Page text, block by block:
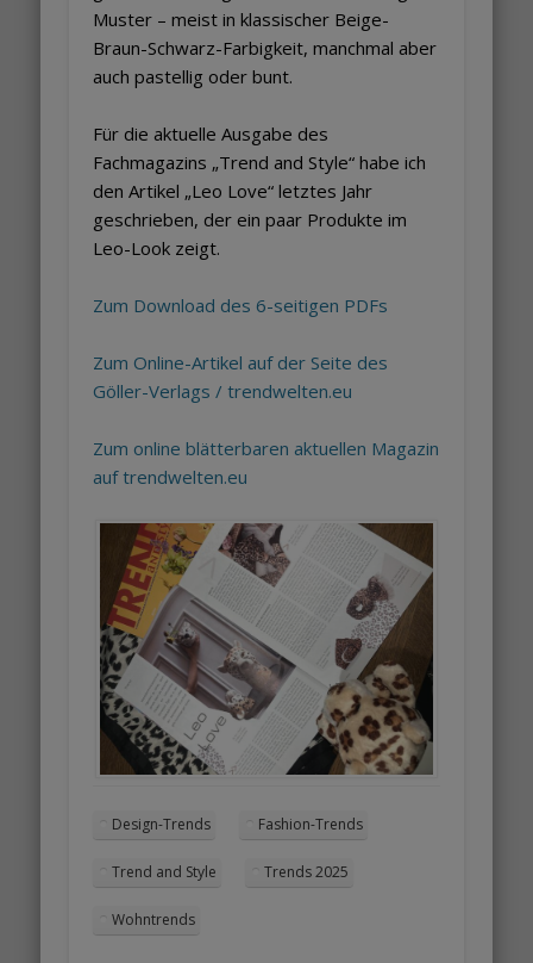
Muster – meist in klassischer Beige-
Braun-Schwarz-Farbigkeit, manchmal aber
auch pastellig oder bunt.
Für die aktuelle Ausgabe des
Fachmagazins „Trend and Style“ habe ich
den Artikel „Leo Love“ letztes Jahr
geschrieben, der ein paar Produkte im
Leo-Look zeigt.
Zum Download des 6-seitigen PDFs
Zum Online-Artikel auf der Seite des
Göller-Verlags / trendwelten.eu
Zum online blätterbaren aktuellen Magazin
auf trendwelten.eu
Design-Trends Fashion-Trends
Trend and Style Trends 2025
Wohntrends